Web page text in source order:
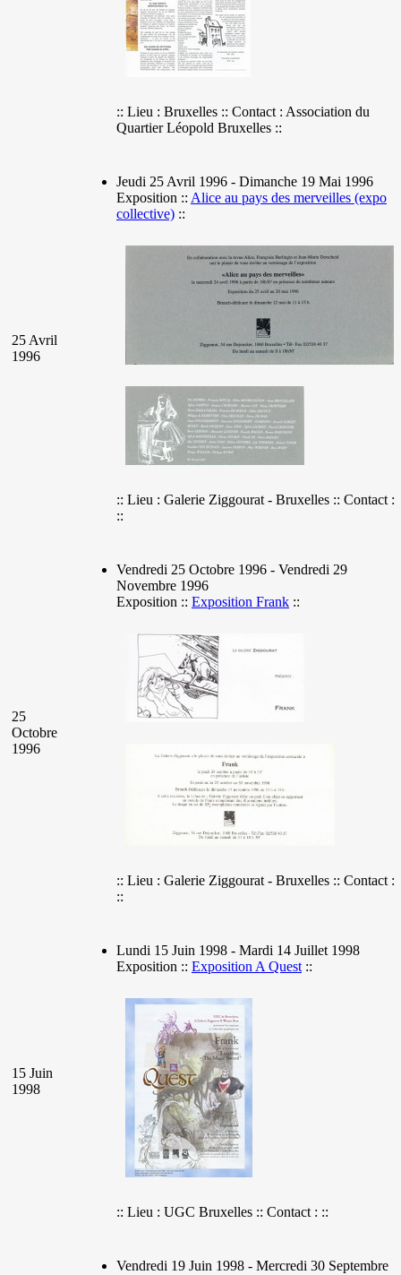
:: Lieu : Bruxelles :: Contact : Association du
Quartier Léopold Bruxelles ::
25 Avril
1996
Jeudi 25 Avril 1996 - Dimanche 19 Mai 1996
Exposition :: Alice au pays des merveilles (expo
collective) ::
:: Lieu : Galerie Ziggourat - Bruxelles :: Contact :
::
25
Octobre
1996
Vendredi 25 Octobre 1996 - Vendredi 29
Novembre 1996
Exposition :: Exposition Frank ::
:: Lieu : Galerie Ziggourat - Bruxelles :: Contact :
::
15 Juin
1998
Lundi 15 Juin 1998 - Mardi 14 Juillet 1998
Exposition :: Exposition A Quest ::
:: Lieu : UGC Bruxelles :: Contact : ::
Vendredi 19 Juin 1998 - Mercredi 30 Septembre